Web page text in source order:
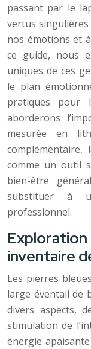
passant par le
vertus
nos émotions et
ce guide, nous
uniques de ces
le plan
pratiques pour
aborderons
mesurée en
comme un outil
bien-être
substituer à
professionnel.
Exploration
inventaire
Les pierres
large éventail de
divers aspects,
stimulation de
énergie